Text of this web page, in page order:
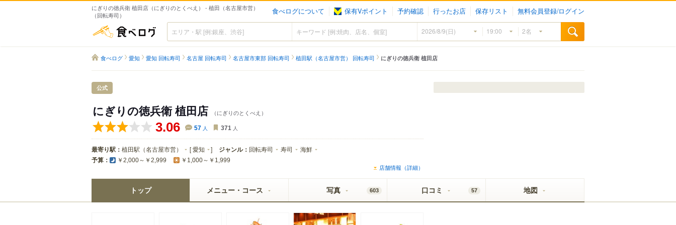
にぎりの徳兵衛 植田店（にぎりのとくべえ） - 植田（名古屋市営）
（回転寿司）
食べログについて 保有Vポイント 予約確認 行ったお店 保存リスト 無料会員登録/ログイン
食べログ
食べログ 愛知 愛知 回転寿司 名古屋 回転寿司 名古屋市東部 回転寿司 植田駅（名古屋市営） 回転寿司 にぎりの徳兵衛 植田店
公式
にぎりの徳兵衛 植田店 （にぎりのとくべえ）
3.06 57 人 371 人
最寄り駅： 植田駅（名古屋市営） [愛知 ] ジャンル： 回転寿司 寿司 海鮮
予算： ￥2,000～￥2,999 ￥1,000～￥1,999
店舗情報（詳細）
トップ メニュー・コース 写真 603 口コミ 57 地図